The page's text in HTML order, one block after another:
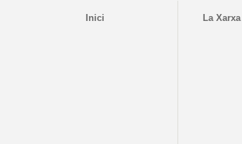
Inici La Xarxa